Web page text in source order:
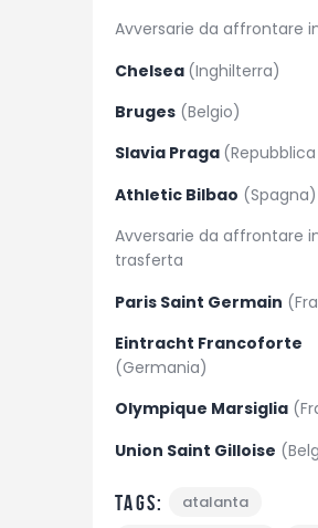
Avversarie da affrontare
Chelsea (Inghilterra)
Bruges (Belgio)
Slavia Praga
Athletic Bilbao (Spagna)
Avversarie da affrontare
trasferta
Paris Saint Germain
Eintracht Francoforte
(Germania)
Olympique Marsiglia
Union Saint Gilloise
Tags:
atalanta